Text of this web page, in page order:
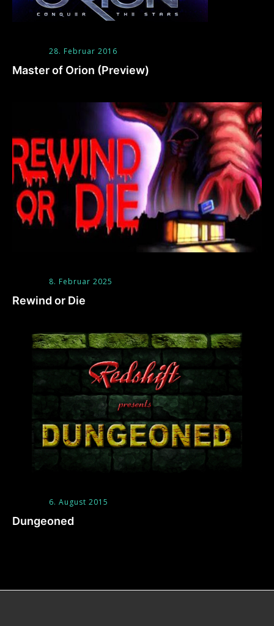
28. Februar 2016
Master of Orion (Preview)
8. Februar 2025
Rewind or Die
6. August 2015
Dungeoned